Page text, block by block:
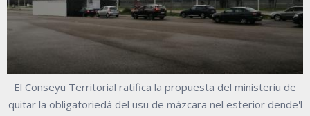
El Conseyu Territorial ratifica la propuesta del ministeriu de
quitar la obligatoriedá del usu de mázcara nel esterior dende'l